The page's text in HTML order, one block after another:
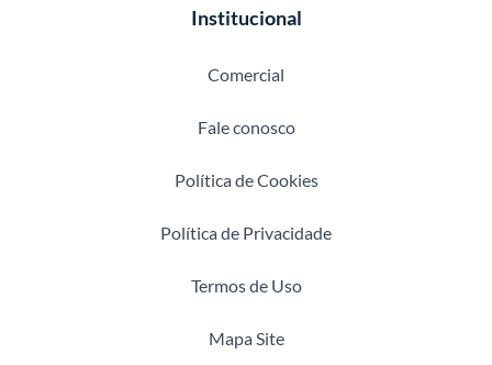
Institucional
Comercial
Fale conosco
Política de Cookies
Política de Privacidade
Termos de Uso
Mapa Site